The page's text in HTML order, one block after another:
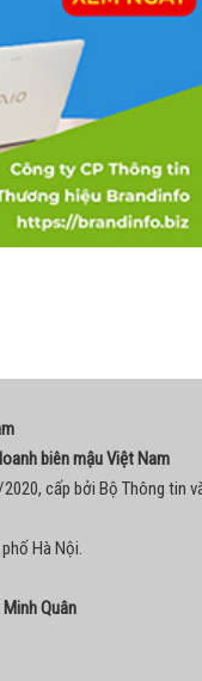
biên mậu Việt Nam
cấp bởi Bộ Thông tin
Hà Nội.
Minh Quân